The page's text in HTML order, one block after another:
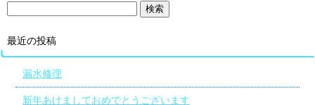
最近の投稿
漏水修理
新年あけましておめでとうございます